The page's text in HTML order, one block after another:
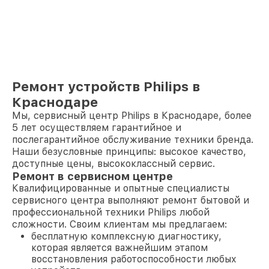
Ремонт устройств Philips в
Краснодаре
Мы, сервисный центр Philips в Краснодаре, более
5 лет осуществляем гарантийное и
послегарантийное обслуживание техники бренда.
Наши безусловные принципы: высокое качество,
доступные цены, высококлассный сервис.
Ремонт в сервисном центре
Квалифицированные и опытные специалисты
сервисного центра выполняют ремонт бытовой и
профессиональной техники Philips любой
сложности. Своим клиентам мы предлагаем:
бесплатную комплексную диагностику,
которая является важнейшим этапом
восстановления работоспособности любых